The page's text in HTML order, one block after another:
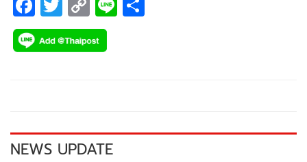
ac
e
k
wi
tt
o
p
k
NEWS UPDATE